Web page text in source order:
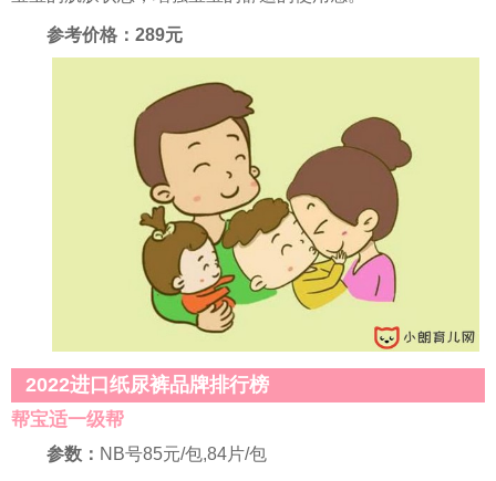
参考价格：289元
2022进口纸尿裤品牌排行榜
帮宝适一级帮
参数： NB号85元/包,84片/包